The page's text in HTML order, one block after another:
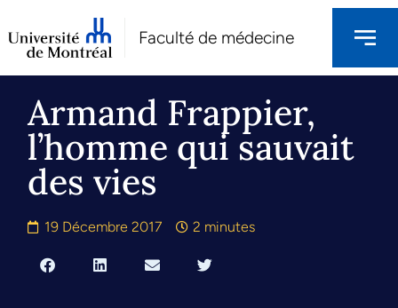
Faculté de médecine
Armand Frappier,
l’homme qui sauvait
des vies
19 Décembre 2017 2 minutes